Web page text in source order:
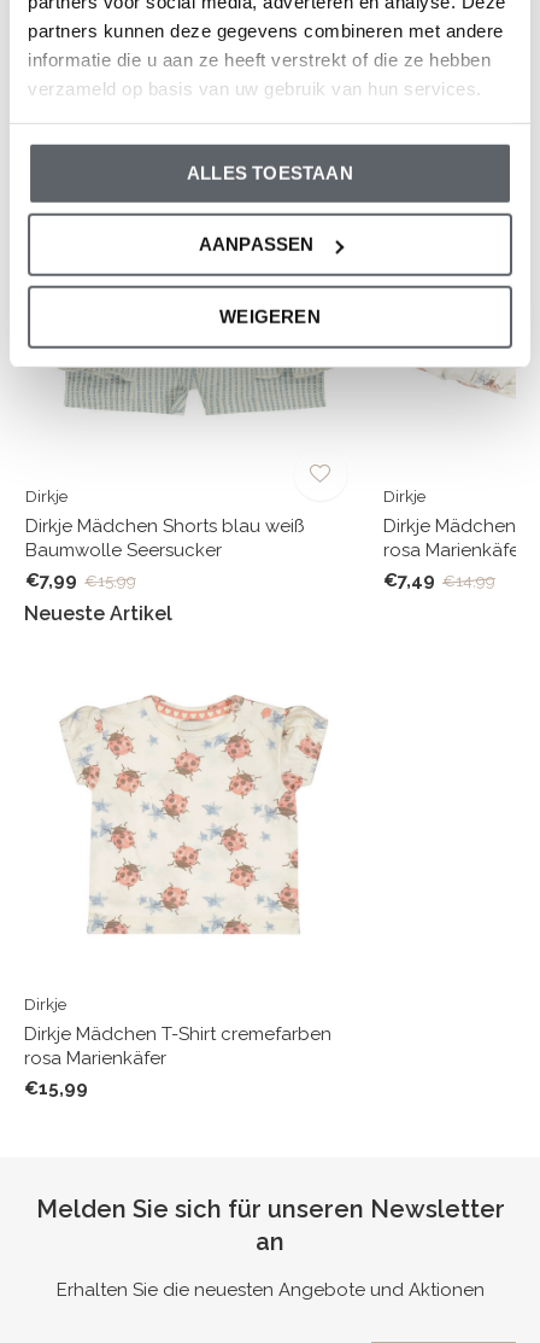
partners kunnen deze gegevens combineren met andere
informatie die u aan ze heeft verstrekt of die ze hebben
verzameld op basis van uw gebruik van hun services.
ALLES TOESTAAN
AANPASSEN
WEIGEREN
0
Und was denkst du über diesen?
Dirkje
Dirkje Mädchen Shorts blau weiß
Baumwolle Seersucker
€7,99 €15,99
Dirkje
Dirkje Mädchen
rosa Marienkäfer
€7,49 €14,99
Neueste Artikel
Dirkje
Dirkje Mädchen T-Shirt cremefarben
rosa Marienkäfer
€15,99
Melden Sie sich für unseren Newsletter
an
Erhalten Sie die neuesten Angebote und Aktionen